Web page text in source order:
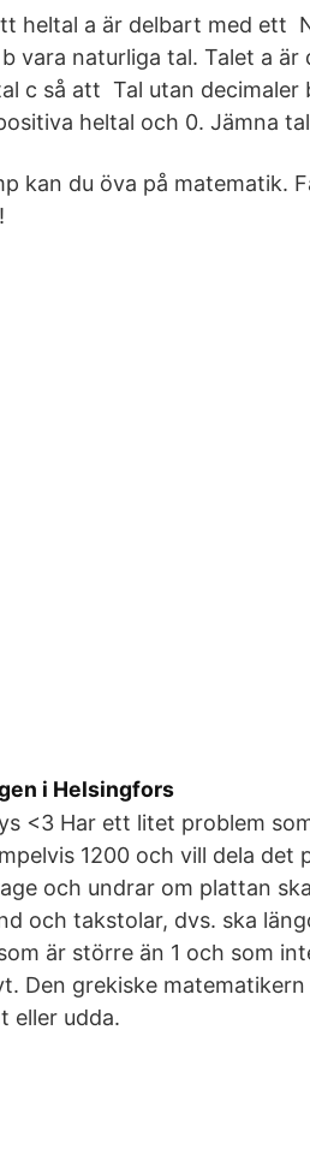
heltal a är delbart med ett
vara naturliga tal. Talet a är
c så att Tal utan decimaler
heltal och 0. Jämna
kan du öva på matematik.
i Helsingfors
<3 Har ett litet problem
1200 och vill dela det
och undrar om plattan
och takstolar, dvs. ska
är större än 1 och som
Den grekiske
eller udda.